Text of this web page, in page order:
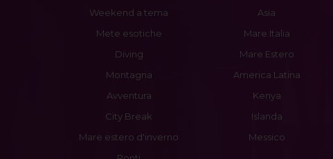
Weekend a tema
Mete esotiche
Diving
Montagna
Avventura
City Break
Mare estero d'inverno
Asia
Mare Italia
Mare Estero
America Latina
Kenya
Islanda
Messico